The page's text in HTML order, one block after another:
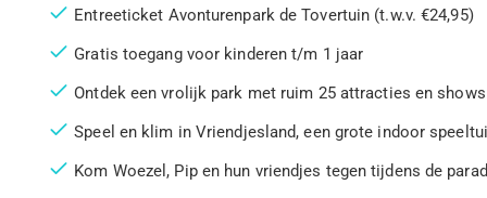
Entreeticket Avonturenpark de Tovertuin (t.w.v. €24,95)
Gratis toegang voor kinderen t/m 1 jaar
Ontdek een vrolijk park met ruim 25 attracties en
Speel en klim in Vriendjesland, een grote indoor
Kom Woezel, Pip en hun vriendjes tegen tijdens de